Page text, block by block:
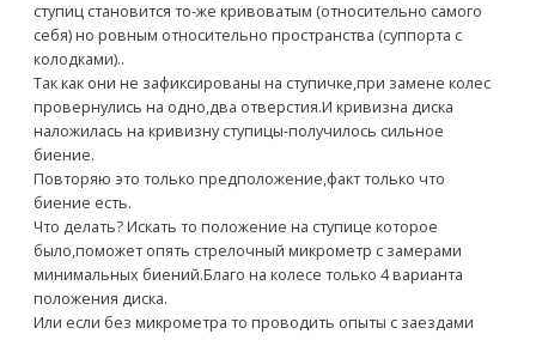
ступиц становится то-же кривоватым (относительно самого
себя) но ровным относительно пространства (суппорта с
колодками)..
Так как они не зафиксированы на ступичке,при замене колес
провернулись на одно,два отверстия.И кривизна диска
наложилась на кривизну ступицы-получилось сильное
биение.
Повторяю это только предположение,факт только что
биение есть.
Что делать? Искать то положение на ступице которое
было,поможет опять стрелочный микрометр с замерами
минимальных биений.Благо на колесе только 4 варианта
положения диска.
Или если без микрометра то проводить опыты с заездами